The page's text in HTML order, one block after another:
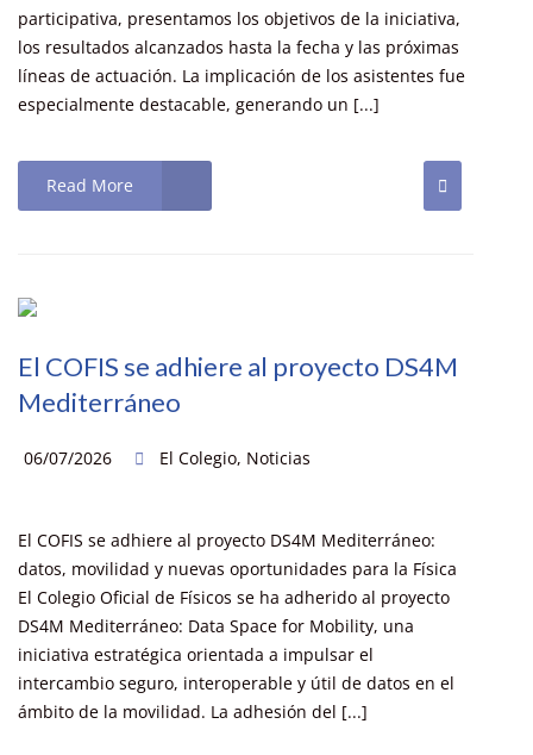
participativa, presentamos los objetivos de la iniciativa,
los resultados alcanzados hasta la fecha y las próximas
líneas de actuación. La implicación de los asistentes fue
especialmente destacable, generando un [...]
Read More
El COFIS se adhiere al proyecto DS4M
Mediterráneo
06/07/2026 El Colegio, Noticias
El COFIS se adhiere al proyecto DS4M Mediterráneo:
datos, movilidad y nuevas oportunidades para la Física
El Colegio Oficial de Físicos se ha adherido al proyecto
DS4M Mediterráneo: Data Space for Mobility, una
iniciativa estratégica orientada a impulsar el
intercambio seguro, interoperable y útil de datos en el
ámbito de la movilidad. La adhesión del [...]